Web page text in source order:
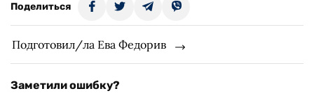
Поделиться
Подготовил/ла Ева Федорив
Заметили ошибку?